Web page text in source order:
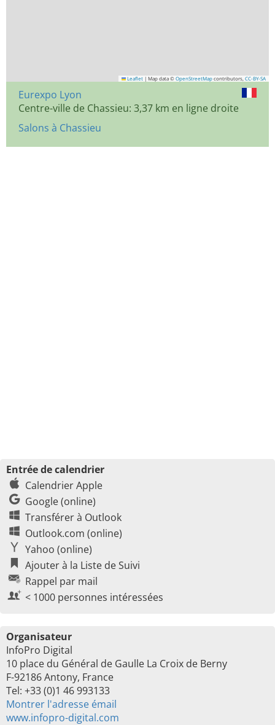
Leaflet | Map data © OpenStreetMap contributors, CC-BY-SA
Eurexpo Lyon
Centre-ville de Chassieu: 3,37 km en ligne droite
Salons à Chassieu
Entrée de calendrier
Calendrier Apple
Google (online)
Transférer à Outlook
Outlook.com (online)
Yahoo (online)
Ajouter à la Liste de Suivi
Rappel par mail
< 1000 personnes intéressées
Organisateur
InfoPro Digital
10 place du Général de Gaulle La Croix de Berny
F-92186 Antony, France
Tel: +33 (0)1 46 993133
Montrer l'adresse émail
www.infopro-digital.com